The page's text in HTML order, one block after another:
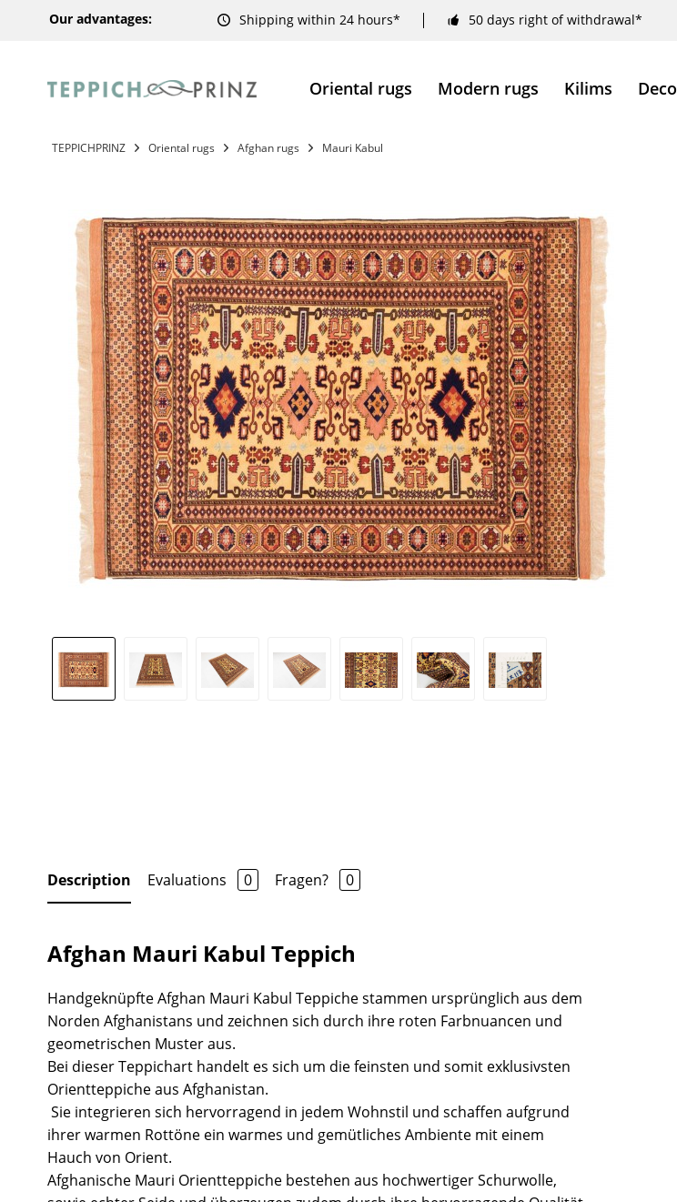
Our advantages: Shipping within 24 hours* 50 days right of withdrawal*
Oriental rugs Modern rugs Kilims Deco
TEPPICHPRINZ Oriental rugs Afghan rugs Mauri Kabul
Description Evaluations 0 Fragen? 0
Afghan Mauri Kabul Teppich
Handgeknüpfte Afghan Mauri Kabul Teppiche stammen ursprünglich aus dem
Norden Afghanistans und zeichnen sich durch ihre roten Farbnuancen und
geometrischen Muster aus.
Bei dieser Teppichart handelt es sich um die feinsten und somit exklusivsten
Orientteppiche aus Afghanistan.
Sie integrieren sich hervorragend in jedem Wohnstil und schaffen aufgrund
ihrer warmen Rottöne ein warmes und gemütliches Ambiente mit einem
Hauch von Orient.
Afghanische Mauri Orientteppiche bestehen aus hochwertiger Schurwolle,